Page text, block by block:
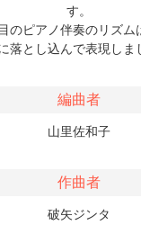
す。
ピアノ伴奏のリズム
落とし込んで表現しま
編曲者
山里佐和子
作曲者
破矢ジンタ